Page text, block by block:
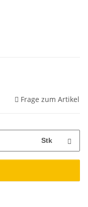
Frage zum Artikel
Stk